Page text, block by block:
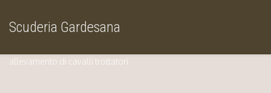
Scuderia Gardesana
allevamento di cavalli trottatori